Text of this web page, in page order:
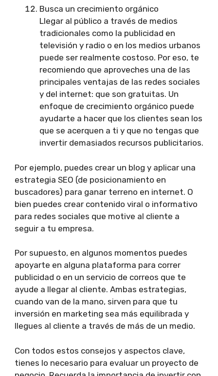
Busca un crecimiento orgánico
Llegar al público a través de medios
tradicionales como la publicidad en
televisión y radio o en los medios urbanos
puede ser realmente costoso. Por eso, te
recomiendo que aproveches una de las
principales ventajas de las redes sociales
y del internet: que son gratuitas. Un
enfoque de crecimiento orgánico puede
ayudarte a hacer que los clientes sean los
que se acerquen a ti y que no tengas que
invertir demasiados recursos publicitarios.
Por ejemplo, puedes crear un blog y aplicar una
estrategia SEO (de posicionamiento en
buscadores) para ganar terreno en internet. O
bien puedes crear contenido viral o informativo
para redes sociales que motive al cliente a
seguir a tu empresa.
Por supuesto, en algunos momentos puedes
apoyarte en alguna plataforma para correr
publicidad o en un servicio de correos que te
ayude a llegar al cliente. Ambas estrategias,
cuando van de la mano, sirven para que tu
inversión en marketing sea más equilibrada y
llegues al cliente a través de más de un medio.
Con todos estos consejos y aspectos clave,
tienes lo necesario para evaluar un proyecto de